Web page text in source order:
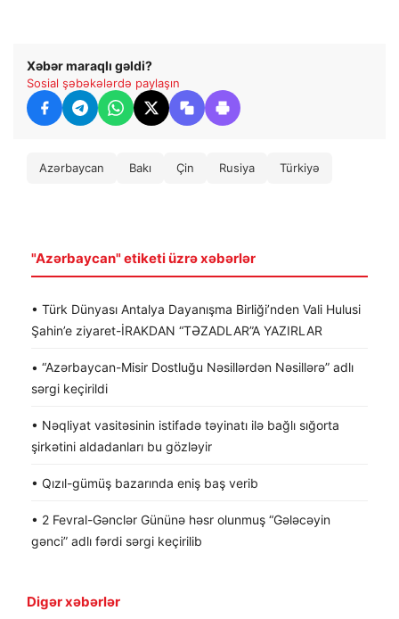
Xəbər maraqlı gəldi?
Sosial şəbəkələrdə paylaşın
Azərbaycan Bakı Çin Rusiya Türkiyə
"Azərbaycan" etiketi üzrə xəbərlər
• Türk Dünyası Antalya Dayanışma Birliği’nden Vali Hulusi
Şahin’e ziyaret-İRAKDAN “TƏZADLAR”A YAZIRLAR
• “Azərbaycan-Misir Dostluğu Nəsillərdən Nəsillərə” adlı
sərgi keçirildi
• Nəqliyat vasitəsinin istifadə təyinatı ilə bağlı sığorta
şirkətini aldadanları bu gözləyir
• Qızıl-gümüş bazarında eniş baş verib
• 2 Fevral-Gənclər Gününə həsr olunmuş “Gələcəyin
gənci” adlı fərdi sərgi keçirilib
Digər xəbərlər